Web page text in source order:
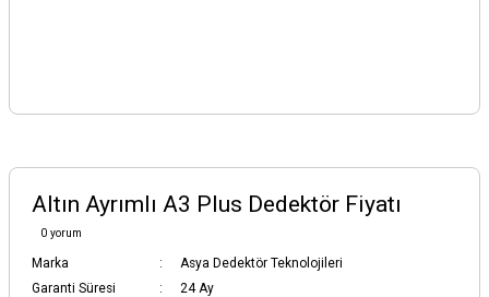
Altın Ayrımlı A3 Plus Dedektör Fiyatı
0 yorum
Marka
Asya Dedektör Teknolojileri
Garanti Süresi
24 Ay